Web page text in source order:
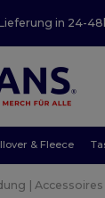
in 24-
& Fleece
| Accessoires